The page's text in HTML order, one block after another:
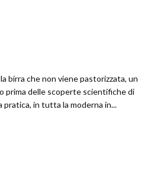
birra che non viene pastorizzata, un
prima delle scoperte scientifiche di
in tutta la moderna in...